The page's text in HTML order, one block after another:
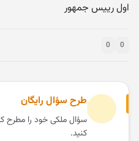
اول رییس جمهور
0
0
طرح سؤال رایگان
سؤال ملکی خود را مطرح
کنید.